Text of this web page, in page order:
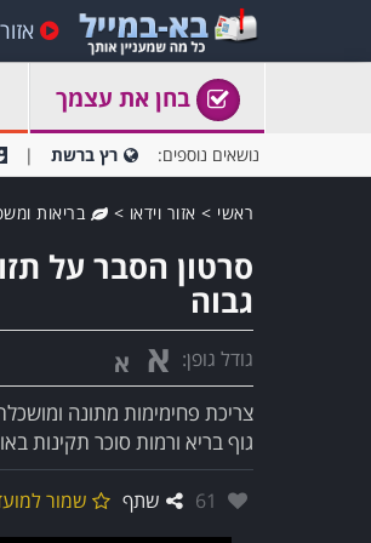
בחן את עצמך
נושאים נוספים: רץ ברשת
ראשי > אזור וידאו > בריאות
סרטון הסבר על
גבוה
גודל גופן: א א
צריכת פחימימות מתונה
גוף בריא ורמות סוכר תקינות
אהבו:
61 שתף שמור